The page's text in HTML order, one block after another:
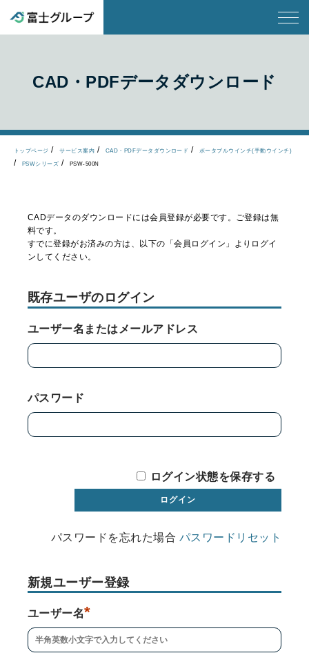
CAD・PDFデータダウンロード
トップページ サービス案内 CAD・PDFデータダウンロード ポータブルウインチ(手動ウインチ)
PSWシリーズ PSW-500N
CADデータのダウンロードには会員登録が必要です。ご登録は無
料です。
すでに登録がお済みの方は、以下の「会員ログイン」よりログイ
ンしてください。
既存ユーザのログイン
ユーザー名またはメールアドレス
パスワード
ログイン状態を保存する
パスワードを忘れた場合 パスワードリセット
新規ユーザー登録
ユーザー名*